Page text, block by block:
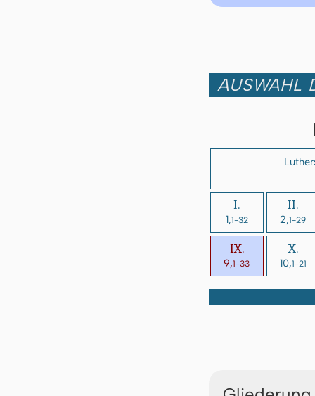
AUSWAHL
I.
1,1-32
II.
2,1-29
IX.
9,1-33
X.
10,1-21